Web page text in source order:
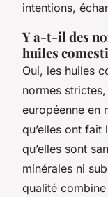
intentions,
Y a-t-il des
huiles
Oui, les huiles
normes
européenne en
qu’elles ont fait
qu’elles sont
minérales ni
qualité